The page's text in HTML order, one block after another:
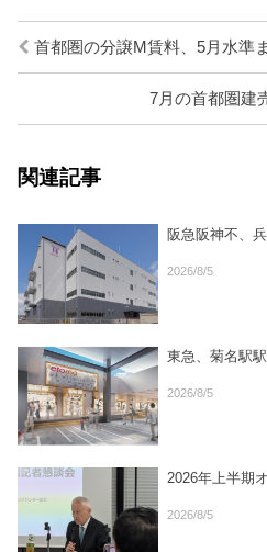
首都圏の分譲M賃料、5月水準
7月の首都圏建
関連記事
阪急阪神不、
2026/8/5
東急、菊名駅
2026/8/5
2026年上半期
2026/8/5